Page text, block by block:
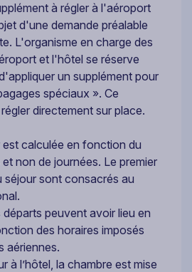
à régler à l'aéroport
d'une demande préalable
L'organisme en charge des
et l'hôtel se réserve
un supplément pour
spéciaux ». Ce
directement sur place.
est calculée en fonction du
non de journées. Le premier
séjour sont consacrés au
peuvent avoir lieu en
des horaires imposés
aériennes.
à l’hôtel, la chambre est mise